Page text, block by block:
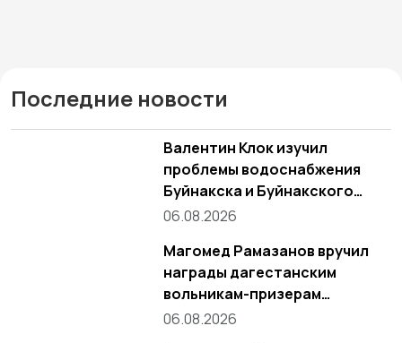
Последние новости
Валентин Клок изучил
проблемы водоснабжения
Буйнакска и Буйнакского
района
06.08.2026
Магомед Рамазанов вручил
награды дагестанским
вольникам-призерам
Чемпионата России
06.08.2026